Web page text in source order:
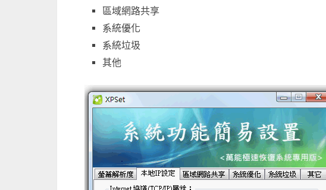
區域網路共享
系統優化
系統垃圾
其他